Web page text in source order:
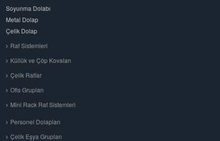
Soyunma Dolabı
Metal Dolap
Çelik Dolap
Raf Sistemleri
Küllük ve Çöp Kovaları
Çelik Raflar
Ofis Grupları
Mini Rack Raf Sistemleri
Personel Dolapları
Çelik Eşya Grupları